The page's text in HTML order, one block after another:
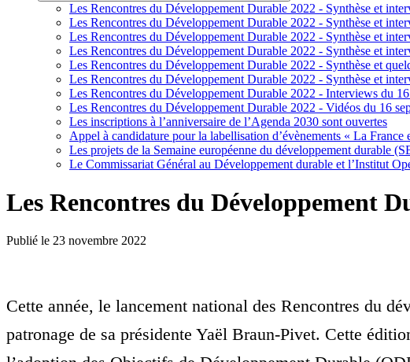
Les Rencontres du Développement Durable 2022 - Synthèse et
Les Rencontres du Développement Durable 2022 - Synthèse et
Les Rencontres du Développement Durable 2022 - Synthèse et
Les Rencontres du Développement Durable 2022 - Synthèse et
Les Rencontres du Développement Durable 2022 - Synthèse et
Les Rencontres du Développement Durable 2022 - Synthèse et
Les Rencontres du Développement Durable 2022 - Interviews du 16
Les Rencontres du Développement Durable 2022 - Vidéos du 16
Les inscriptions à l’anniversaire de l’Agenda 2030 sont ouvertes
Appel à candidature pour la labellisation d’évènements « La France
Les projets de la Semaine européenne du développement durable
Le Commissariat Général au Développement durable et l’Institut
Les Rencontres du Développement
Publié le 23 novembre 2022
Cette année, le lancement national des Rencontres du
patronage de sa présidente Yaël Braun-Pivet. Cette